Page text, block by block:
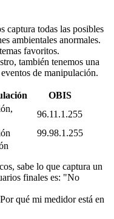
captura todas las posibles
ambientales anormales.
favoritos.
también tenemos una
de manipulación.
OBIS
96.11.1.255
99.98.1.255
sabe lo que captura un
finales es: "No
qué mi medidor está en